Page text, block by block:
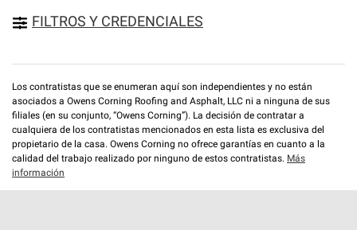
FILTROS Y CREDENCIALES
Los contratistas que se enumeran aquí son independientes y no están
asociados a Owens Corning Roofing and Asphalt, LLC ni a ninguna de sus
filiales (en su conjunto, “Owens Corning”). La decisión de contratar a
cualquiera de los contratistas mencionados en esta lista es exclusiva del
propietario de la casa. Owens Corning no ofrece garantías en cuanto a la
calidad del trabajo realizado por ninguno de estos contratistas. Más
información